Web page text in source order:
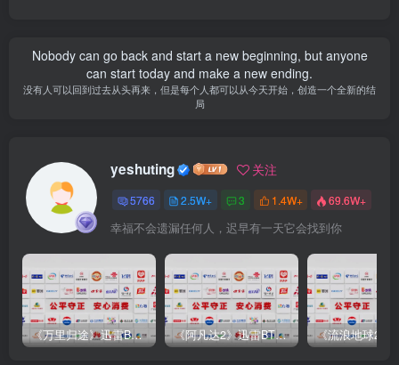
Nobody can go back and start a new beginning, but anyone
can start today and make a new ending.
没有人可以回到过去从头再来，但是每个人都可以从今天开始，创造一个全新的结
局
yeshuting 关注
5766 2.5W+ 3 1.4W+ 69.6W+
幸福不会遗漏任何人，迟早有一天它会找到你
《万里归途》迅雷BT完整下载[mp3／3.14GB／2.15GB 《阿凡达2》迅雷BT完整下载[MP4／3.12GB／5.35GB]中